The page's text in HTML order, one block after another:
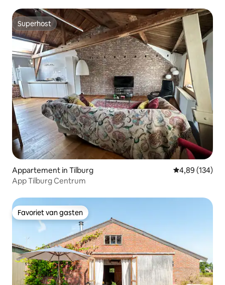
Superhost
Superhost
Appartement in Tilburg Gemiddelde
4,89 (134)
App Tilburg Centrum
Favoriet van gasten
Favoriet van gasten